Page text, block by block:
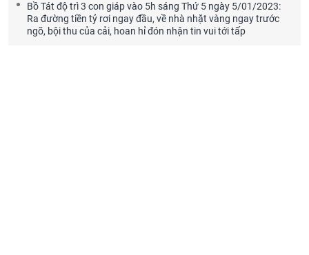
Bồ Tát độ trì 3 con giáp vào 5h sáng Thứ 5 ngày 5/01/2023:
Ra đường tiền tỷ rơi ngay đầu, về nhà nhặt vàng ngay trước
ngõ, bội thu của cải, hoan hỉ đón nhận tin vui tới tấp